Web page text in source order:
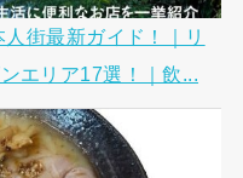
街最新ガイド！｜リ
エリア17選！｜飲...